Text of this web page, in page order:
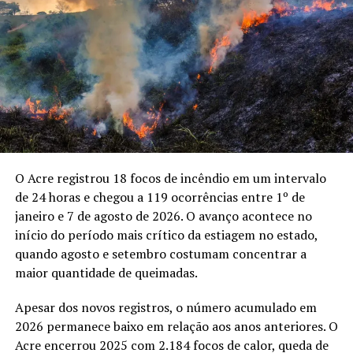
Assessoria FIEAC
Compartilhe isso:
X Facebook WhatsApp
LinkedIn Telegram
culturais.
Marcelo Moura defendeu a participação conjunta do
poder público, iniciativa privada e comunidade musical
para ampliar o projeto. O presidente da CDL também
apontou a geração de oportunidades de trabalho como
uma das frentes da iniciativa, que pretende criar novos
espaços para apresentações de profissionais da música.
Um dos artistas envolvidos, o cantor Bruno Damasceno,
afirmou que o projeto nasceu da articulação da própria
comunidade musical com apoiadores. “A ideia é ocupar
os lugares com cultura”, disse o músico ao explicar que
as apresentações também devem chegar aos bairros.
transformar o projeto em uma programação
permanente e ampliar gradualmente sua presença na
cidade. A articulação deverá envolver a Prefeitura de Rio
O Acre registrou 18 focos de incêndio em um intervalo
de 24 horas e chegou a 119 ocorrências entre 1º de
janeiro e 7 de agosto de 2026. O avanço acontece no
início do período mais crítico da estiagem no estado,
quando agosto e setembro costumam concentrar a
maior quantidade de queimadas.
Apesar dos novos registros, o número acumulado em
2026 permanece baixo em relação aos anos anteriores. O
Acre encerrou 2025 com 2.184 focos de calor, queda de